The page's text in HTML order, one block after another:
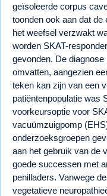
geïsoleerde corpus
toonden ook aan dat de
het weefsel verzwakt
worden SKAT-
gevonden. De
omvatten, aangezien
teken kan zijn van een
patiëntenpopulatie was
voorkeursoptie voor
vacuümzuigpomp
onderzoeksgroepen
aan het gebruik van de
goede successen met
penilladers. Vanwege
vegetatieve